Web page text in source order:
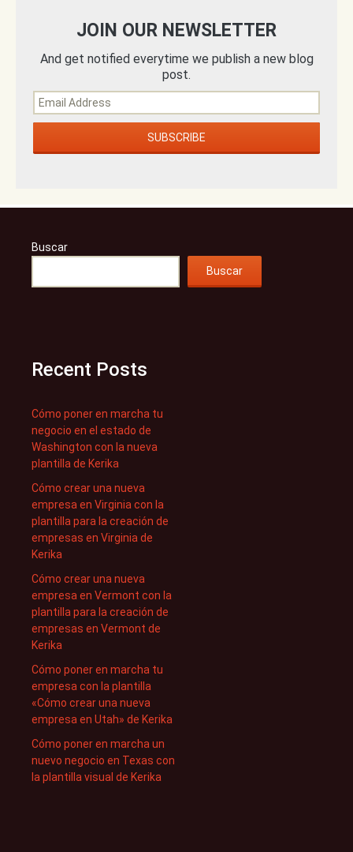
JOIN OUR NEWSLETTER
And get notified everytime we publish a new blog
post.
Buscar
Buscar
Recent Posts
Cómo poner en marcha tu
negocio en el estado de
Washington con la nueva
plantilla de Kerika
Cómo crear una nueva
empresa en Virginia con la
plantilla para la creación de
empresas en Virginia de
Kerika
Cómo crear una nueva
empresa en Vermont con la
plantilla para la creación de
empresas en Vermont de
Kerika
Cómo poner en marcha tu
empresa con la plantilla
«Cómo crear una nueva
empresa en Utah» de Kerika
Cómo poner en marcha un
nuevo negocio en Texas con
la plantilla visual de Kerika